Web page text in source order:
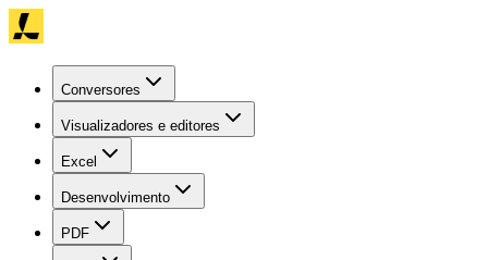
Conversores
Visualizadores e editores
Excel
Desenvolvimento
PDF